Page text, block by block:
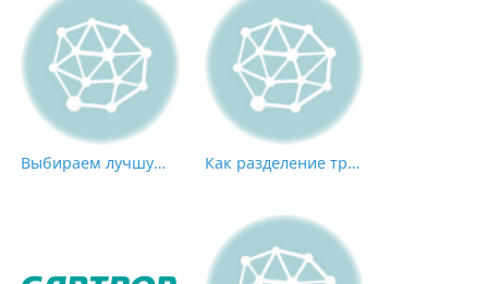
Выбираем лучшую площадку для закупок Как разделение труда снижает производительность